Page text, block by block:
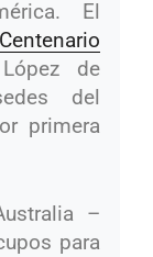
El
de
del
primera
–
para